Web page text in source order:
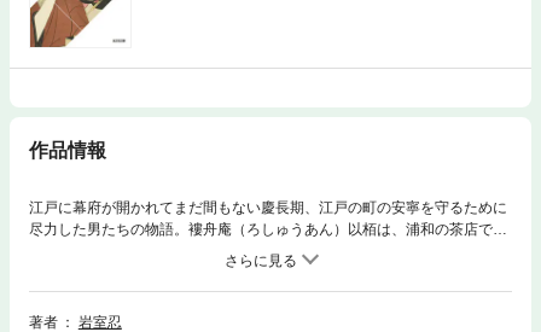
作品情報
江戸に幕府が開かれてまだ間もない慶長期、江戸の町の安寧を守るために
尽力した男たちの物語。褸舟庵（ろしゅうあん）以栢は、浦和の茶店で出
会った怪しい煙管をもつ隠居のことが頭から離れない……。その勘がやが
て、息子である南町奉行・島田平四郎らを巻き込み、中山道を荒らし回る
盗賊の捕物につながっていく！ 5か月連続刊行第2弾！
著者
岩室忍